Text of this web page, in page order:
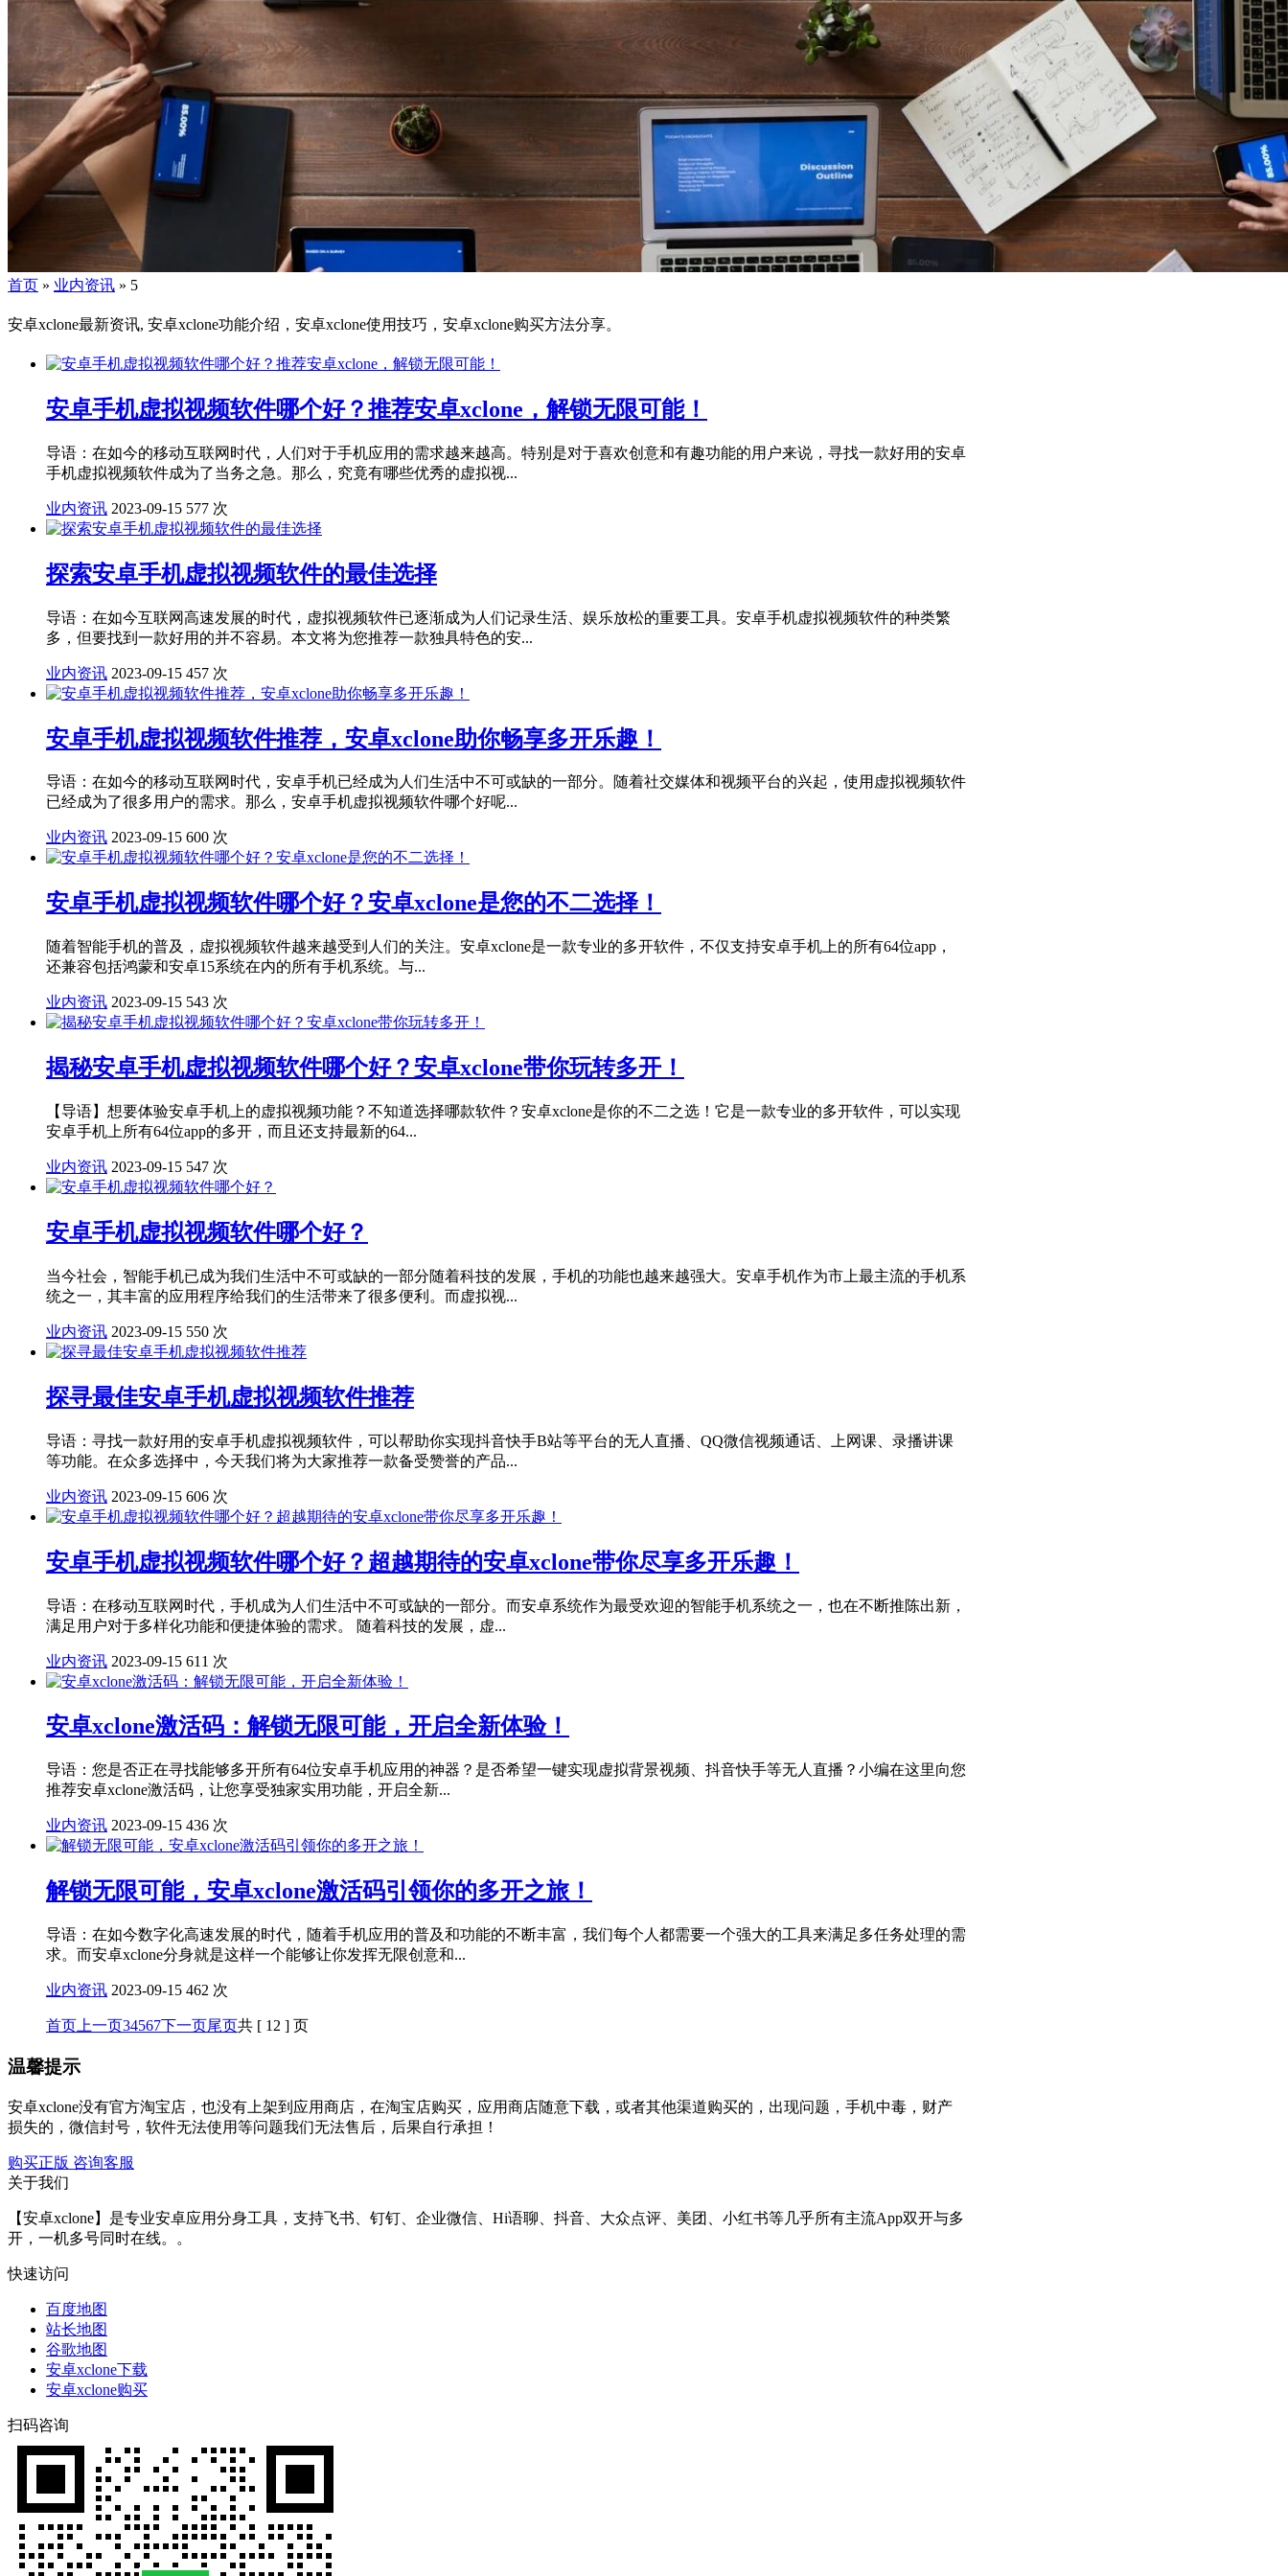
首页 » 业内资讯 » 5
安卓xclone最新资讯, 安卓xclone功能介绍，安卓xclone使用技巧，安卓xclone购买方法分享。
安卓手机虚拟视频软件哪个好？推荐安卓xclone，解锁无限可能！
导语：在如今的移动互联网时代，人们对于手机应用的需求越来越高。特别是对于喜欢创意和有趣功能的用户来说，寻找一款好用的安卓
手机虚拟视频软件成为了当务之急。那么，究竟有哪些优秀的虚拟视...
业内资讯 2023-09-15 577 次
探索安卓手机虚拟视频软件的最佳选择
导语：在如今互联网高速发展的时代，虚拟视频软件已逐渐成为人们记录生活、娱乐放松的重要工具。安卓手机虚拟视频软件的种类繁
多，但要找到一款好用的并不容易。本文将为您推荐一款独具特色的安...
业内资讯 2023-09-15 457 次
安卓手机虚拟视频软件推荐，安卓xclone助你畅享多开乐趣！
导语：在如今的移动互联网时代，安卓手机已经成为人们生活中不可或缺的一部分。随着社交媒体和视频平台的兴起，使用虚拟视频软件
已经成为了很多用户的需求。那么，安卓手机虚拟视频软件哪个好呢...
业内资讯 2023-09-15 600 次
安卓手机虚拟视频软件哪个好？安卓xclone是您的不二选择！
随着智能手机的普及，虚拟视频软件越来越受到人们的关注。安卓xclone是一款专业的多开软件，不仅支持安卓手机上的所有64位app，
还兼容包括鸿蒙和安卓15系统在内的所有手机系统。与...
业内资讯 2023-09-15 543 次
揭秘安卓手机虚拟视频软件哪个好？安卓xclone带你玩转多开！
【导语】想要体验安卓手机上的虚拟视频功能？不知道选择哪款软件？安卓xclone是你的不二之选！它是一款专业的多开软件，可以实现
安卓手机上所有64位app的多开，而且还支持最新的64...
业内资讯 2023-09-15 547 次
安卓手机虚拟视频软件哪个好？
当今社会，智能手机已成为我们生活中不可或缺的一部分随着科技的发展，手机的功能也越来越强大。安卓手机作为市上最主流的手机系
统之一，其丰富的应用程序给我们的生活带来了很多便利。而虚拟视...
业内资讯 2023-09-15 550 次
探寻最佳安卓手机虚拟视频软件推荐
导语：寻找一款好用的安卓手机虚拟视频软件，可以帮助你实现抖音快手B站等平台的无人直播、QQ微信视频通话、上网课、录播讲课
等功能。在众多选择中，今天我们将为大家推荐一款备受赞誉的产品...
业内资讯 2023-09-15 606 次
安卓手机虚拟视频软件哪个好？超越期待的安卓xclone带你尽享多开乐趣！
导语：在移动互联网时代，手机成为人们生活中不可或缺的一部分。而安卓系统作为最受欢迎的智能手机系统之一，也在不断推陈出新，
满足用户对于多样化功能和便捷体验的需求。 随着科技的发展，虚...
业内资讯 2023-09-15 611 次
安卓xclone激活码：解锁无限可能，开启全新体验！
导语：您是否正在寻找能够多开所有64位安卓手机应用的神器？是否希望一键实现虚拟背景视频、抖音快手等无人直播？小编在这里向您
推荐安卓xclone激活码，让您享受独家实用功能，开启全新...
业内资讯 2023-09-15 436 次
解锁无限可能，安卓xclone激活码引领你的多开之旅！
导语：在如今数字化高速发展的时代，随着手机应用的普及和功能的不断丰富，我们每个人都需要一个强大的工具来满足多任务处理的需
求。而安卓xclone分身就是这样一个能够让你发挥无限创意和...
业内资讯 2023-09-15 462 次
首页 上一页34567下一页尾页共 [ 12 ] 页
温馨提示
安卓xclone没有官方淘宝店，也没有上架到应用商店，在淘宝店购买，应用商店随意下载，或者其他渠道购买的，出现问题，手机中毒，财产
损失的，微信封号，软件无法使用等问题我们无法售后，后果自行承担！
购买正版 咨询客服
关于我们
【安卓xclone】是专业安卓应用分身工具，支持飞书、钉钉、企业微信、Hi语聊、抖音、大众点评、美团、小红书等几乎所有主流App双开与多
开，一机多号同时在线。。
快速访问
百度地图
站长地图
谷歌地图
安卓xclone下载
安卓xclone购买
扫码咨询